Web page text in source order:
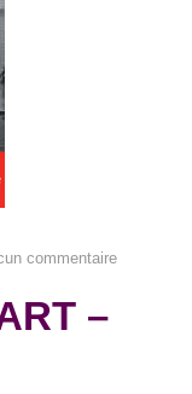
commentaire
–